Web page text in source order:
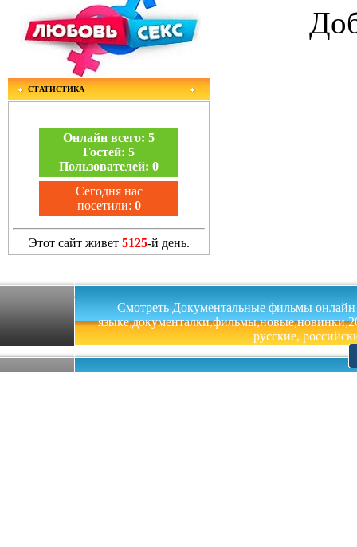
СТАТИСТИКА
Онлайн всего: 5
Гостей: 5
Пользователей: 0
Сегодня нас
посетили: 0
Этот сайт живет 5125-й день.
Смотреть Документальные фильмы онлайн
русские,